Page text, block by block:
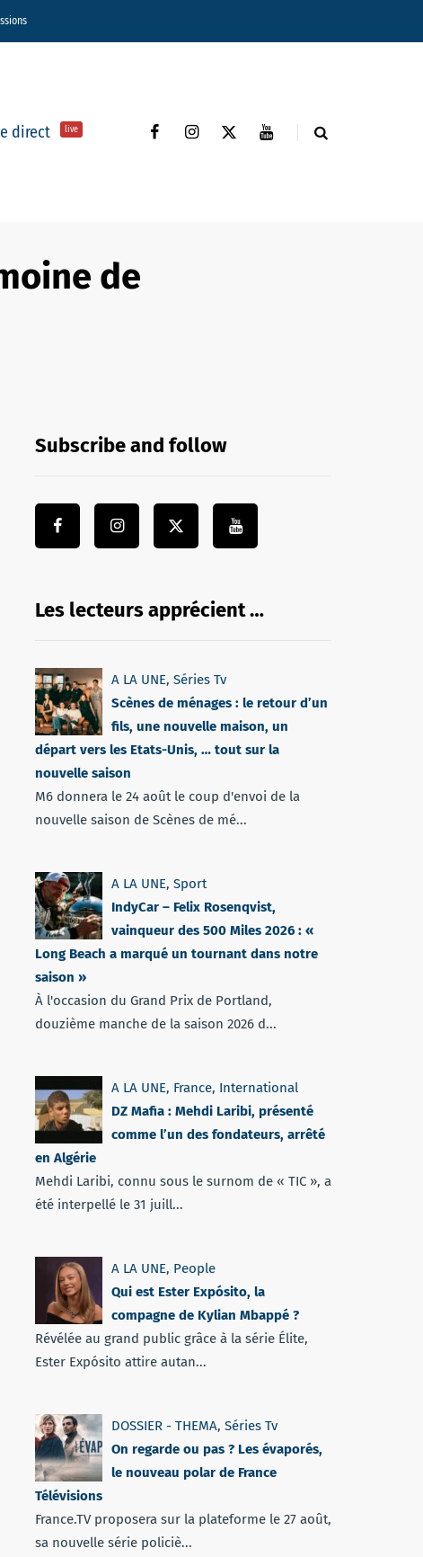
direct live
de
Subscribe and follow
Les lecteurs apprécient …
A LA UNE, Séries Tv
Scènes de ménages : le retour d’un
fils, une nouvelle maison, un
départ vers les Etats-Unis, … tout sur la
nouvelle saison
M6 donnera le 24 août le coup d'envoi de la
nouvelle saison de Scènes de mé...
A LA UNE, Sport
IndyCar – Felix Rosenqvist,
vainqueur des 500 Miles 2026 : «
Long Beach a marqué un tournant dans notre
saison »
À l'occasion du Grand Prix de Portland,
douzième manche de la saison 2026 d...
A LA UNE, France, International
DZ Mafia : Mehdi Laribi, présenté
comme l’un des fondateurs, arrêté
en Algérie
Mehdi Laribi, connu sous le surnom de « TIC », a
été interpellé le 31 juill...
A LA UNE, People
Qui est Ester Expósito, la
compagne de Kylian Mbappé ?
Révélée au grand public grâce à la série Élite,
Ester Expósito attire autan...
DOSSIER - THEMA, Séries Tv
On regarde ou pas ? Les évaporés,
le nouveau polar de France
Télévisions
France.TV proposera sur la plateforme le 27 août,
sa nouvelle série policiè...